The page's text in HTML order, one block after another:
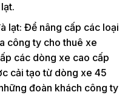
lạt: Để nâng cấp các loại
công ty cho thuê xe
các dòng xe cao cấp
cải tạo từ dòng xe 45
đoàn khách công ty